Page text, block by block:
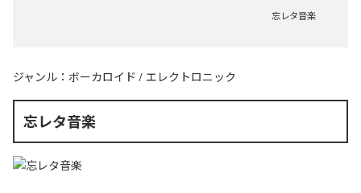
忘レタ音楽
ジャンル： ボーカロイド / エレクトロニック
忘レタ音楽